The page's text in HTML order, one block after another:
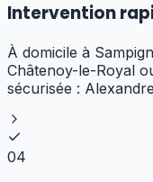
Intervention
À domicile à
Châtenoy-le-Royal
sécurisée :
04